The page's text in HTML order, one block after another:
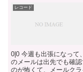
レコード
0|0 今週も出張になって
のメールは出先でも確
のが怖くて、メールク